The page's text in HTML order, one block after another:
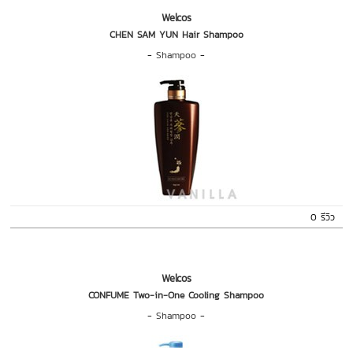
Welcos
CHEN SAM YUN Hair Shampoo
-Shampoo -
0 รีวิว
Welcos
CONFUME Two-in-One Cooling Shampoo
-Shampoo -